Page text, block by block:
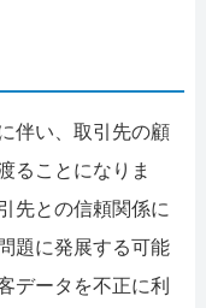
伴い、取引先の顧
ることになりま
先との信頼関係に
題に発展する可能
データを不正に利